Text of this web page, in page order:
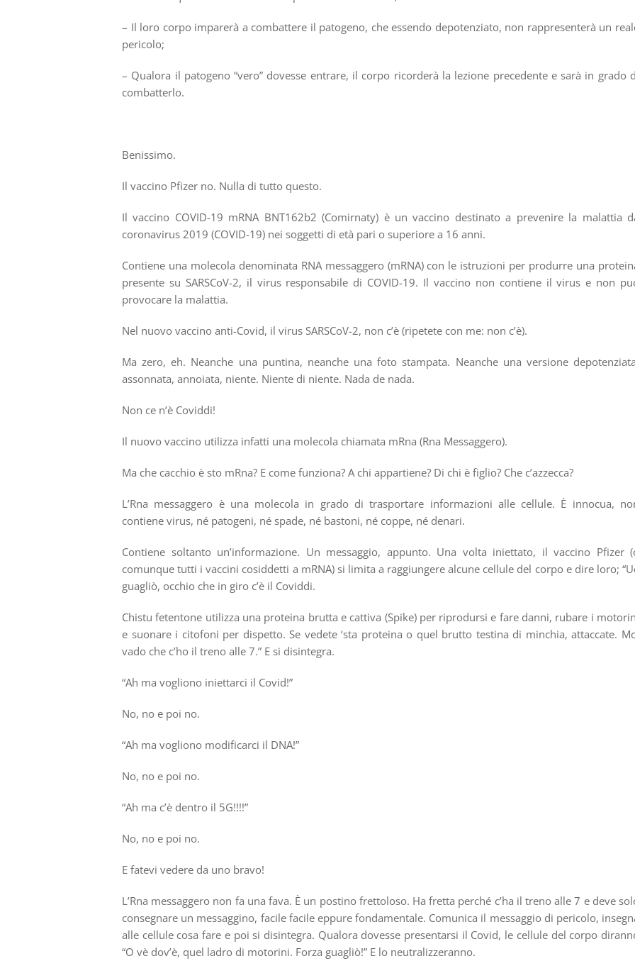
– Il loro corpo imparerà a combattere il patogeno, che essendo depotenziato, non rappresenterà un
pericolo;
– Qualora il patogeno “vero” dovesse entrare, il corpo ricorderà la lezione precedente e sarà in grado
combatterlo.
Benissimo.
Il vaccino Pfizer no. Nulla di tutto questo.
Il vaccino COVID-19 mRNA BNT162b2 (Comirnaty) è un vaccino destinato a prevenire la malattia
coronavirus 2019 (COVID-19) nei soggetti di età pari o superiore a 16 anni.
Contiene una molecola denominata RNA messaggero (mRNA) con le istruzioni per produrre una
presente su SARSCoV-2, il virus responsabile di COVID-19. Il vaccino non contiene il virus e non
provocare la malattia.
Nel nuovo vaccino anti-Covid, il virus SARSCoV-2, non c’è (ripetete con me: non c’è).
Ma zero, eh. Neanche una puntina, neanche una foto stampata. Neanche una versione
assonnata, annoiata, niente. Niente di niente. Nada de nada.
Non ce n’è Coviddi!
Il nuovo vaccino utilizza infatti una molecola chiamata mRna (Rna Messaggero).
Ma che cacchio è sto mRna? E come funziona? A chi appartiene? Di chi è figlio? Che c’azzecca?
L’Rna messaggero è una molecola in grado di trasportare informazioni alle cellule. È innocua,
contiene virus, né patogeni, né spade, né bastoni, né coppe, né denari.
Contiene soltanto un’informazione. Un messaggio, appunto. Una volta iniettato, il vaccino Pfizer
comunque tutti i vaccini cosiddetti a mRNA) si limita a raggiungere alcune cellule del corpo e dire loro;
guagliò, occhio che in giro c’è il Coviddi.
Chistu fetentone utilizza una proteina brutta e cattiva (Spike) per riprodursi e fare danni, rubare i
e suonare i citofoni per dispetto. Se vedete ‘sta proteina o quel brutto testina di minchia, attaccate.
vado che c’ho il treno alle 7.” E si disintegra.
“Ah ma vogliono iniettarci il Covid!”
No, no e poi no.
“Ah ma vogliono modificarci il DNA!”
No, no e poi no.
“Ah ma c’è dentro il 5G!!!!”
No, no e poi no.
E fatevi vedere da uno bravo!
L’Rna messaggero non fa una fava. È un postino frettoloso. Ha fretta perché c’ha il treno alle 7 e deve
consegnare un messaggino, facile facile eppure fondamentale. Comunica il messaggio di pericolo,
alle cellule cosa fare e poi si disintegra. Qualora dovesse presentarsi il Covid, le cellule del corpo
“O vè dov’è, quel ladro di motorini. Forza guagliò!” E lo neutralizzeranno.